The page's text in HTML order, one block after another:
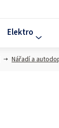
Elektro
Nářadí a